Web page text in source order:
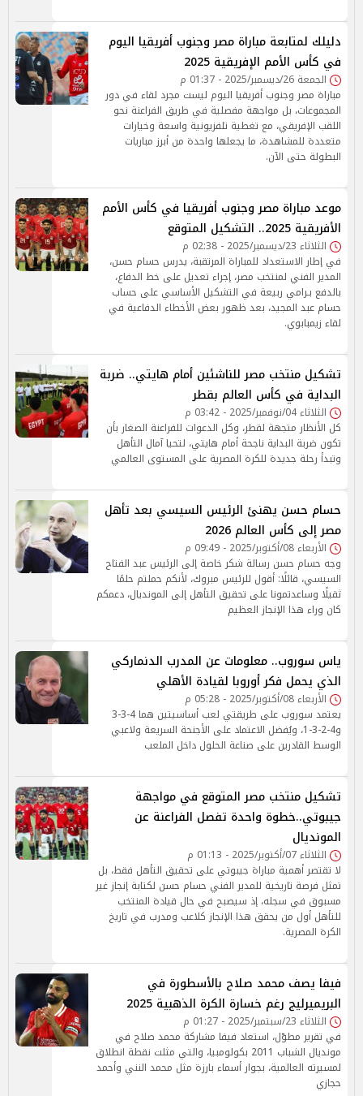
دليلك لمتابعة مباراة مصر وجنوب أفريقيا اليوم
في كأس الأمم الإفريقية 2025
الجمعة 26/ديسمبر/2025 - 01:37 م
مباراة مصر وجنوب أفريقيا اليوم ليست مجرد لقاء في دور
المجموعات، بل مواجهة مفصلية في طريق الفراعنة نحو
اللقب الإفريقي، مع تغطية تلفزيونية واسعة وخيارات
متعددة للمشاهدة، ما يجعلها واحدة من أبرز مباريات
البطولة حتى الآن.
موعد مباراة مصر وجنوب أفريقيا في كأس الأمم
الأفريقية 2025.. التشكيل المتوقع
الثلاثاء 23/ديسمبر/2025 - 02:38 م
في إطار الاستعداد للمباراة المرتقبة، يدرس حسام حسن،
المدير الفني لمنتخب مصر، إجراء تعديل على خط الدفاع،
بالدفع بـرامي ربيعة في التشكيل الأساسي على حساب
حسام عبد المجيد، بعد ظهور بعض الأخطاء الدفاعية في
لقاء زيمبابوي.
تشكيل منتخب مصر للناشئين أمام هايتي.. ضربة
البداية في كأس العالم بقطر
الثلاثاء 04/نوفمبر/2025 - 03:42 م
كل الأنظار متجهة لقطر، وكل الدعوات للفراعنة الصغار بأن
تكون ضربة البداية ناجحة أمام هايتي، لتحيا آمال التأهل
وتبدأ رحلة جديدة للكرة المصرية على المستوى العالمي
حسام حسن يهنئ الرئيس السيسي بعد تأهل
مصر إلى كأس العالم 2026
الأربعاء 08/أكتوبر/2025 - 09:49 م
وجه حسام حسن رسالة شكر خاصة إلى الرئيس عبد الفتاح
السيسي، قائلًا: أقول للرئيس مبروك، لأنكم حملتم حلمًا
ثقيلًا وساعدتمونا على تحقيق التأهل إلى المونديال، دعمكم
كان وراء هذا الإنجاز العظيم
ياس سوروب.. معلومات عن المدرب الدنماركي
الذي يحمل فكر أوروبا لقيادة الأهلي
الأربعاء 08/أكتوبر/2025 - 05:28 م
يعتمد سوروب على طريقتي لعب أساسيتين هما 4-3-3
و4-2-3-1، ويُفضل الاعتماد على الأجنحة السريعة ولاعبي
الوسط القادرين على صناعة الحلول داخل الملعب
تشكيل منتخب مصر المتوقع في مواجهة
جيبوتي..خطوة واحدة تفصل الفراعنة عن
المونديال
الثلاثاء 07/أكتوبر/2025 - 01:13 م
لا تقتصر أهمية مباراة جيبوتي على تحقيق التأهل فقط، بل
تمثل فرصة تاريخية للمدير الفني حسام حسن لكتابة إنجاز غير
مسبوق في سجله، إذ سيصبح في حال قيادة المنتخب
للتأهل أول من يحقق هذا الإنجاز كلاعب ومدرب في تاريخ
الكرة المصرية.
فيفا يصف محمد صلاح بالأسطورة في
البريميرليج رغم خسارة الكرة الذهبية 2025
الثلاثاء 23/سبتمبر/2025 - 01:27 م
في تقرير مطوّل، استعاد فيفا مشاركة محمد صلاح في
مونديال الشباب 2011 بكولومبيا، والتي مثلت نقطة انطلاق
لمسيرته العالمية، بجوار أسماء بارزة مثل محمد النني وأحمد
حجازي